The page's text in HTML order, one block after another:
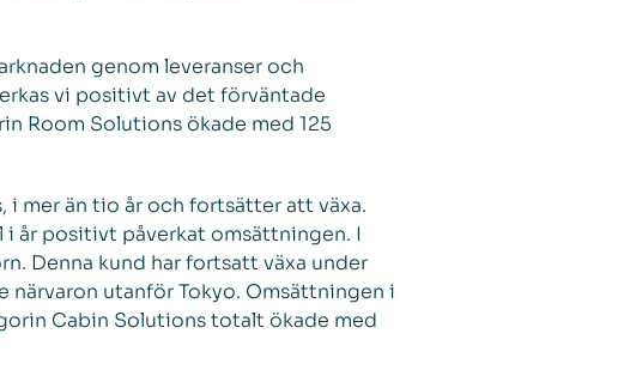
genom leveranser och
vi positivt av det förväntade
Room Solutions ökade med 125
i mer än tio år och fortsätter att växa.
i år positivt påverkat omsättningen. I
Denna kund har fortsatt växa under
utanför Tokyo. Omsättningen i
Cabin Solutions totalt ökade med